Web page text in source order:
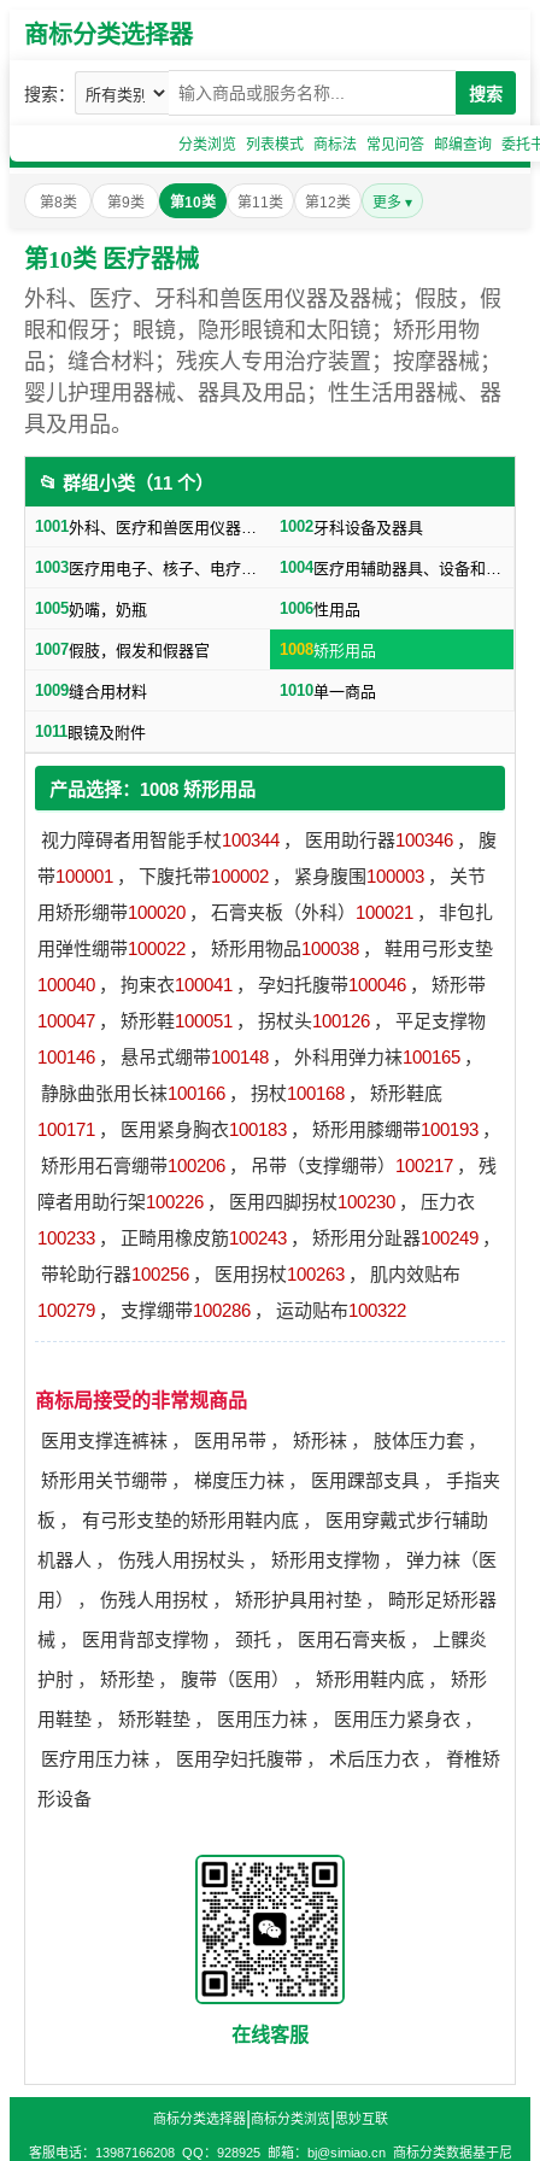
商标分类选择器
搜索： 搜索
分类浏览 列表模式 商标法 常见问答 邮编查询 委托
第8类 第9类 第10类 第11类 第12类 更多 ▾
第10类 医疗器械
外科、医疗、牙科和兽医用仪器及器械；假肢，假
眼和假牙；眼镜，隐形眼镜和太阳镜；矫形用物
品；缝合材料；残疾人专用治疗装置；按摩器械；
婴儿护理用器械、器具及用品；性生活用器械、器
具及用品。
📂 群组小类（11 个）
1001 外科、医疗和兽医用仪器、器械、设备，不包括电子、核子、电疗、医疗用Ｘ光设备、器械及仪器 1002牙科设备及器具
1003 医疗用电子、核子、电疗和Ｘ光设备 1004 医疗用辅助器具、设备和用品
1005奶嘴，奶瓶 1006性用品
1007假肢，假发和假器官 1008矫形用品
1009缝合用材料 1010单一商品
1011眼镜及附件
产品选择：1008 矫形用品
视力障碍者用智能手杖100344 ， 医用助行器100346 ，
腹
带100001 ， 下腹托带100002 ， 紧身腹围100003 ，
关节
用矫形绷带100020 ， 石膏夹板（外科） 100021 ，
非包扎
用弹性绷带100022 ， 矫形用物品100038 ，
鞋用弓形支垫
100040 ， 拘束衣100041 ， 孕妇托腹带100046 ，
矫形带
100047 ， 矫形鞋100051 ， 拐杖头100126 ，
平足支撑物
100146 ， 悬吊式绷带100148 ， 外科用弹力袜100165 ，
静脉曲张用长袜100166 ， 拐杖100168 ，
矫形鞋底
100171 ， 医用紧身胸衣100183 ， 矫形用膝绷带100193 ，
矫形用石膏绷带100206 ， 吊带（支撑绷带） 100217 ，
残
障者用助行架100226 ， 医用四脚拐杖100230 ，
压力衣
100233 ， 正畸用橡皮筋100243 ， 矫形用分趾器100249 ，
带轮助行器100256 ， 医用拐杖100263 ，
肌内效贴布
100279 ， 支撑绷带100286 ， 运动贴布100322
商标局接受的非常规商品
医用支撑连裤袜 ， 医用吊带 ， 矫形袜 ， 肢体压力套 ，
矫形用关节绷带 ， 梯度压力袜 ， 医用踝部支具 ，
手指夹
板 ， 有弓形支垫的矫形用鞋内底 ，
医用穿戴式步行辅助
机器人 ， 伤残人用拐杖头 ， 矫形用支撑物 ，
弹力袜（医
用）
， 伤残人用拐杖 ， 矫形护具用衬垫 ，
畸形足矫形器
械 ， 医用背部支撑物 ， 颈托 ， 医用石膏夹板 ，
上髁炎
护肘 ， 矫形垫 ， 腹带（医用） ， 矫形用鞋内底 ，
矫形
用鞋垫 ， 矫形鞋垫 ， 医用压力袜 ， 医用压力紧身衣 ，
医疗用压力袜 ， 医用孕妇托腹带 ， 术后压力衣 ，
脊椎矫
形设备
在线客服
商标分类选择器| 商标分类浏览| 思妙互联
客服电话：13987166208 QQ：928925 邮箱：bj@simiao.cn 商标分类数据基于尼